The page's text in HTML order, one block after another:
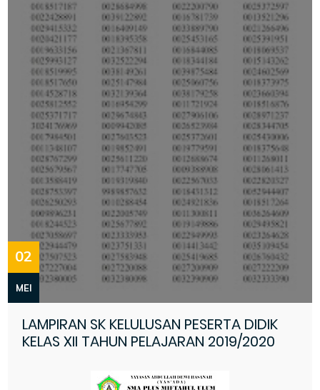
02
MEI
LAMPIRAN SK KELULUSAN PESERTA DIDIK
KELAS XII TAHUN PELAJARAN 2019/2020